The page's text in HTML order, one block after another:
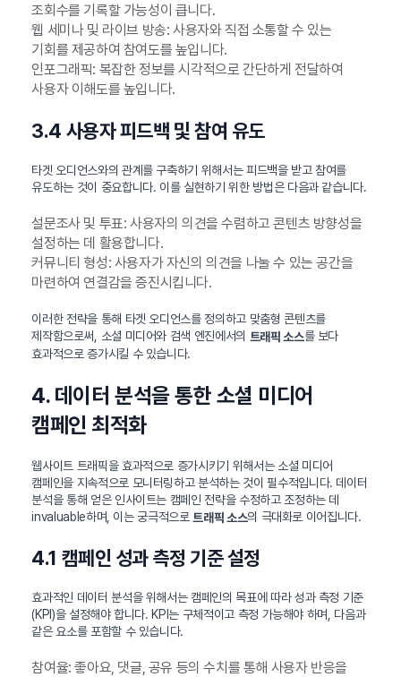
조회수를 기록할 가능성이 큽니다.
웹 세미나 및 라이브 방송: 사용자와 직접 소통할 수 있는
기회를 제공하여 참여도를 높입니다.
인포그래픽: 복잡한 정보를 시각적으로 간단하게 전달하여
사용자 이해도를 높입니다.
3.4 사용자 피드백 및 참여 유도
타겟 오디언스와의 관계를 구축하기 위해서는 피드백을 받고 참여를
유도하는 것이 중요합니다. 이를 실현하기 위한 방법은 다음과 같습니다.
설문조사 및 투표: 사용자의 의견을 수렴하고 콘텐츠 방향성을
설정하는 데 활용합니다.
커뮤니티 형성: 사용자가 자신의 의견을 나눌 수 있는 공간을
마련하여 연결감을 증진시킵니다.
이러한 전략을 통해 타겟 오디언스를 정의하고 맞춤형 콘텐츠를
제작함으로써, 소셜 미디어와 검색 엔진에서의 트래픽 소스를 보다
효과적으로 증가시킬 수 있습니다.
4. 데이터 분석을 통한 소셜 미디어
캠페인 최적화
웹사이트 트래픽을 효과적으로 증가시키기 위해서는 소셜 미디어
캠페인을 지속적으로 모니터링하고 분석하는 것이 필수적입니다. 데이터
분석을 통해 얻은 인사이트는 캠페인 전략을 수정하고 조정하는 데
invaluable하며, 이는 궁극적으로 트래픽 소스의 극대화로 이어집니다.
4.1 캠페인 성과 측정 기준 설정
효과적인 데이터 분석을 위해서는 캠페인의 목표에 따라 성과 측정 기준
(KPI)을 설정해야 합니다. KPI는 구체적이고 측정 가능해야 하며, 다음과
같은 요소를 포함할 수 있습니다.
참여율: 좋아요, 댓글, 공유 등의 수치를 통해 사용자 반응을